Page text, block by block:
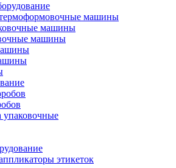
машины
машины
машины
упаковочные
этикеток